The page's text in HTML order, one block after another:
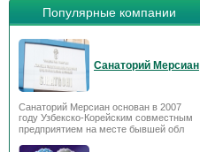
Популярные компании
Санаторий Мерсиан
Санаторий Мерсиан основан в 2007
году Узбекско-Корейским совместным
предприятием на месте бывшей обл